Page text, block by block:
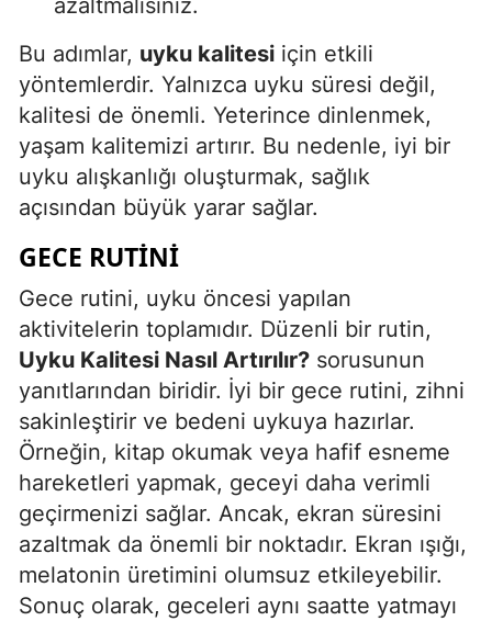
azaltmalısınız.
Bu adımlar, uyku kalitesi için etkili
yöntemlerdir. Yalnızca uyku süresi değil,
kalitesi de önemli. Yeterince dinlenmek,
yaşam kalitemizi artırır. Bu nedenle, iyi bir
uyku alışkanlığı oluşturmak, sağlık
açısından büyük yarar sağlar.
GECE RUTINI
Gece rutini, uyku öncesi yapılan
aktivitelerin toplamıdır. Düzenli bir rutin,
Uyku Kalitesi Nasıl Artırılır? sorusunun
yanıtlarından biridir. İyi bir gece rutini, zihni
sakinleştirir ve bedeni uykuya hazırlar.
Örneğin, kitap okumak veya hafif esneme
hareketleri yapmak, geceyi daha verimli
geçirmenizi sağlar. Ancak, ekran süresini
azaltmak da önemli bir noktadır. Ekran ışığı,
melatonin üretimini olumsuz etkileyebilir.
Sonuç olarak, geceleri aynı saatte yatmayı